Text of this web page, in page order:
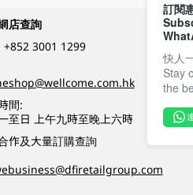
店查詢
+852 3001 1299
間:
至日 上午九時至晚上六時
作及大量訂購查詢
訂閱
快人
Stay
the